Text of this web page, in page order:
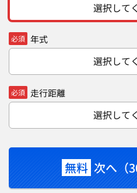
選択して
必須 年式
選択して
必須 走行距離
選択して
無料 次へ（